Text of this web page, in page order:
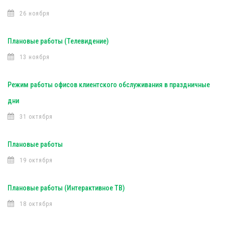
26 ноября
Плановые работы (Телевидение)
13 ноября
Режим работы офисов клиентского обслуживания в праздничные
дни
31 октября
Плановые работы
19 октября
Плановые работы (Интерактивное ТВ)
18 октября